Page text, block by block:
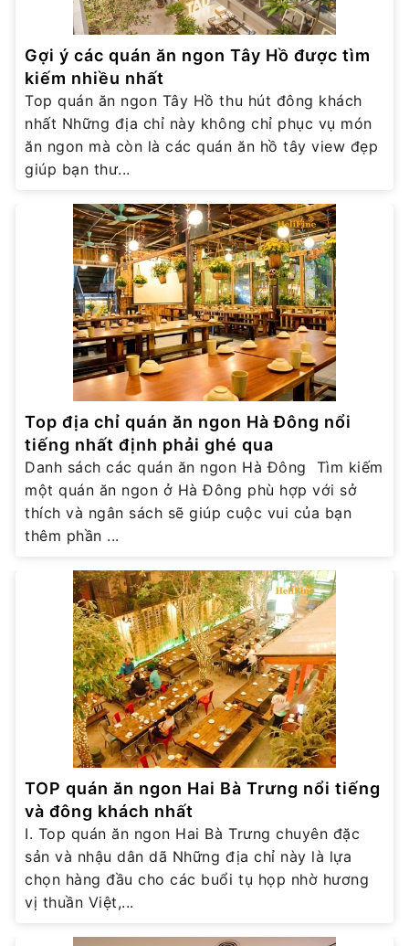
Gợi ý các quán ăn ngon Tây Hồ được tìm
kiếm nhiều nhất
Top quán ăn ngon Tây Hồ thu hút đông khách
nhất Những địa chỉ này không chỉ phục vụ món
ăn ngon mà còn là các quán ăn hồ tây view đẹp
giúp bạn thư...
Top địa chỉ quán ăn ngon Hà Đông nổi
tiếng nhất định phải ghé qua
Danh sách các quán ăn ngon Hà Đông Tìm kiếm
một quán ăn ngon ở Hà Đông phù hợp với sở
thích và ngân sách sẽ giúp cuộc vui của bạn
thêm phần ...
TOP quán ăn ngon Hai Bà Trưng nổi tiếng
và đông khách nhất
I. Top quán ăn ngon Hai Bà Trưng chuyên đặc
sản và nhậu dân dã Những địa chỉ này là lựa
chọn hàng đầu cho các buổi tụ họp nhờ hương
vị thuần Việt,...